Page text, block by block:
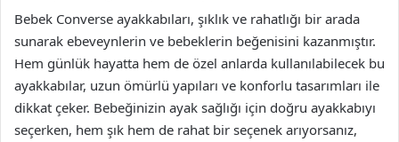
Bebek Converse ayakkabıları, şıklık ve rahatlığı bir arada
sunarak ebeveynlerin ve bebeklerin beğenisini kazanmıştır.
Hem günlük hayatta hem de özel anlarda kullanılabilecek bu
ayakkabılar, uzun ömürlü yapıları ve konforlu tasarımları ile
dikkat çeker. Bebeğinizin ayak sağlığı için doğru ayakkabıyı
seçerken, hem şık hem de rahat bir seçenek arıyorsanız,